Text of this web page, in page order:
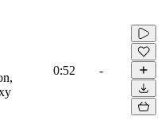
0:52 -